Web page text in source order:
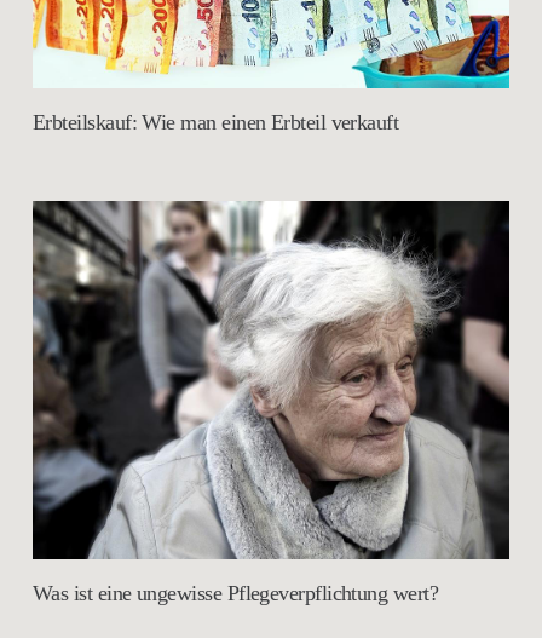
Erbteilskauf: Wie man einen Erbteil verkauft
Was ist eine ungewisse Pflegeverpflichtung wert?